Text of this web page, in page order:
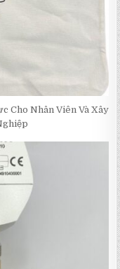
Cho Nhân Viên Và Xây